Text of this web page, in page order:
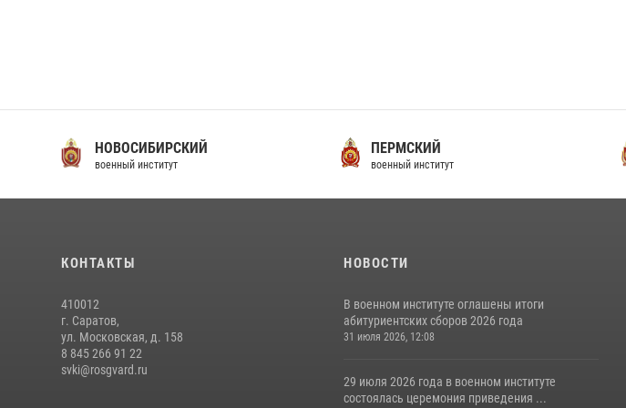
НОВОСИБИРСКИЙ
военный институт
ПЕРМСКИЙ
военный институт
КОНТАКТЫ
410012
г. Саратов,
ул. Московская, д. 158
8 845 266 91 22
svki@rosgvard.ru
НОВОСТИ
В военном институте оглашены итоги
абитуриентских сборов 2026 года
31 июля 2026, 12:08
29 июля 2026 года в военном институте
состоялась церемония приведения ...